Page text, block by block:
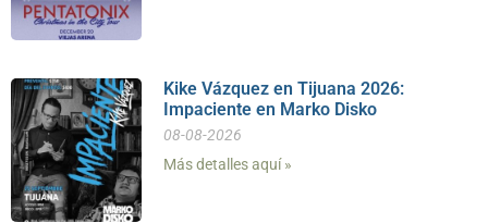
Kike Vázquez en Tijuana 2026:
Impaciente en Marko Disko
08-08-2026
Más detalles aquí »